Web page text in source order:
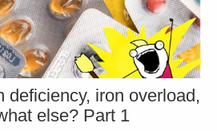
deficiency, iron overload,
else? Part 1